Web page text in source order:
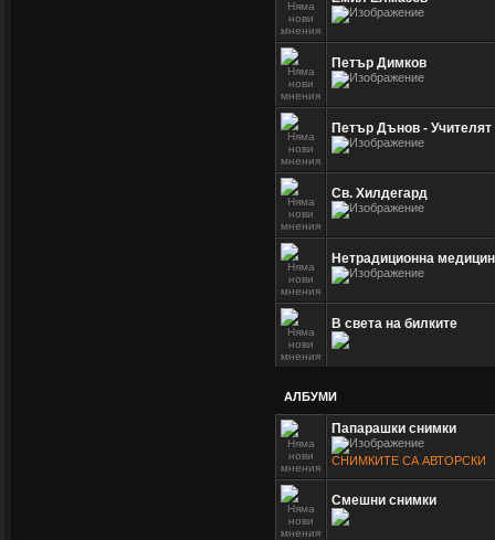
Петър Димков
Петър Дънов - Учителят
Св. Хилдегард
Нетрадиционна
В света на билките
АЛБУМИ
Папарашки снимки
СНИМКИТЕ СА АВТОРСКИ
Смешни снимки